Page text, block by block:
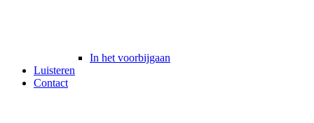
In het voorbijgaan
Luisteren
Contact